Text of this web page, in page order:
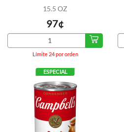
15.5 OZ
Límite 24 por orden
97¢
ESPECIAL